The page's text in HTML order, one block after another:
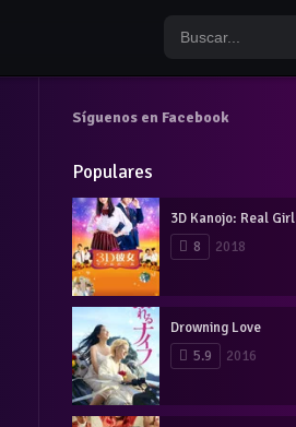
Síguenos en Facebook
Populares
3D Kanojo: Real Girl
8
2018
Drowning Love
5.9
2016